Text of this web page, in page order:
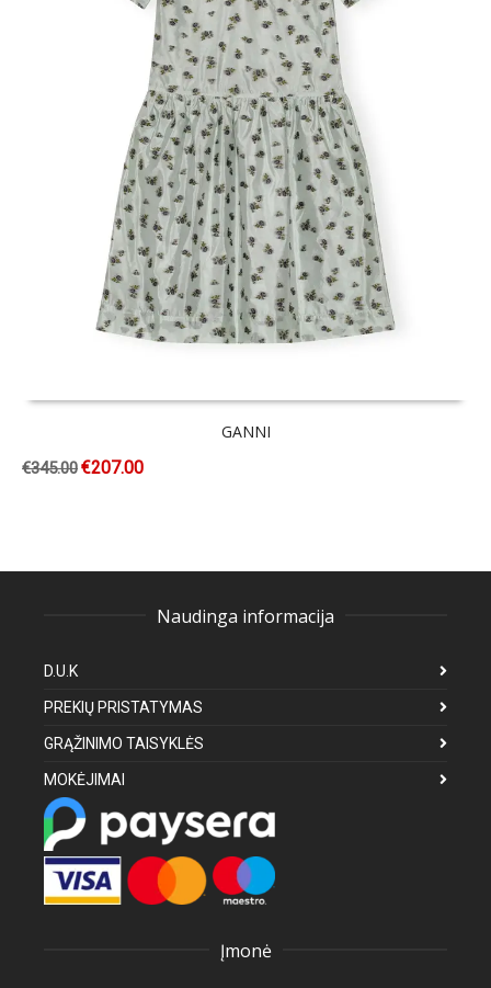
GANNI
€345.00€207.00
Naudinga informacija
D.U.K
PREKIŲ PRISTATYMAS
GRĄŽINIMO TAISYKLĖS
MOKĖJIMAI
Įmonė